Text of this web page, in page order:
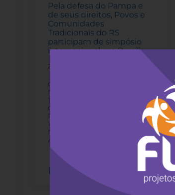
Pela defesa do Pampa e
de seus direitos, Povos e
Comunidades
Tradicionais do RS
participam de simpósio
internacional em Brasília
20 de dezembro de 2022
Grupo protocolou junto ao
Ministério Público do
Comunidades Tradicionais do
Pampa e pediu apoio ao
Kilombo Kédi e à retomada
Multiétnica Gãh Ré, de Porto
Alegre (RS).
Leia mais